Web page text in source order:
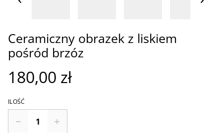
Ceramiczny obrazek z liskiem
pośród brzóz
180,00 zł
ILOŚĆ